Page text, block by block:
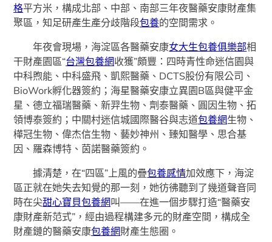
格平方米，構成北部、中部、南部三年夜醫藥安康財產集
聚區，知足研產生產分歧階段包養的空間需求。
年夜會現場，海淀區各醫藥安康女大生包養俱樂部相
干財產園區“台灣包養網收獲”頗豐：四時青性命迷信園與
中科煦能、中科盛飛、凱熙醫藥、DCTS股份有限公司、
BioWork孵化器簽約；海星醫藥安康立異園B區與健平金
星、德立福瑞醫藥、新羿生物、劑泰醫藥、圓因生物、拓
領博泰簽約；中關村迷信城國際醫谷與志道包養網生物、
樺冠生物、偉杰信生物、藝妙神州、臻知醫學、思合基
因、羅森博特、茵諾醫藥簽約。
據清楚，在“四區”上風的疊包養感情加效應下，海淀
區正就在她失去知覺的那一刻，她彷彿聽到了幾道聲音同
時在尖甜心寶貝包養網叫——在進一個步驟打造“醫藥安
康財產新范式”，經由過程構建多元的財產空間，構成全
財產鏈的醫藥安康包養網財產生態圈。